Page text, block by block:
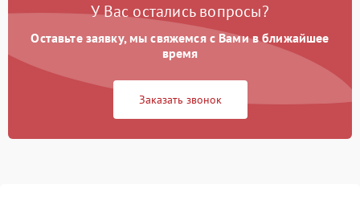
У Вас остались вопросы?
Оставьте заявку, мы свяжемся с Вами в ближайшее
время
Заказать звонок